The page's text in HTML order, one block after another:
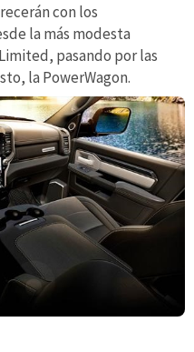
con los
la más modesta
pasando por las
la PowerWagon.